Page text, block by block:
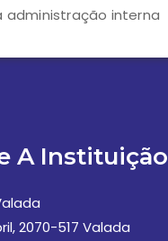
administração interna
A Instituição
2070-517 Valada